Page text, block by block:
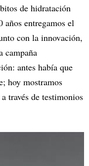
de hidratación
años entregamos el
con la innovación,
campaña
antes había que
hoy mostramos
través de testimonios